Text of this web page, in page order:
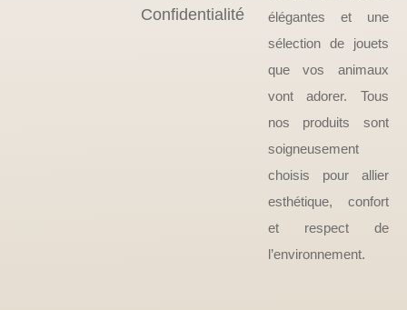
Confidentialité
élégantes et une
sélection de jouets
que vos animaux
vont adorer. Tous
nos produits sont
soigneusement
choisis pour allier
esthétique, confort
et respect de
l’environnement.